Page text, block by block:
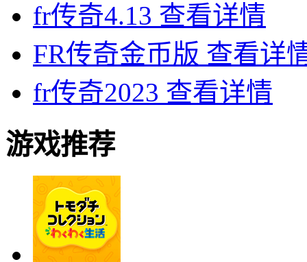
fr传奇4.13 查看详情
FR传奇金币版 查看详
fr传奇2023 查看详情
游戏推荐